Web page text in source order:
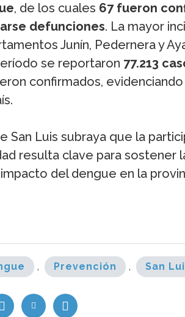
, de los cuales 67 fueron
defunciones. La mayor
Junín, Pedernera y
se reportaron 77.213
confirmados,
San Luis subraya que la
resulta clave para sostener
del dengue en la
, Prevención , San